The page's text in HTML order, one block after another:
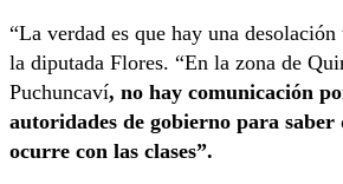
“La verdad es que hay una desolación
la diputada Flores. “En la zona de
Puchuncaví, no hay comunicación
autoridades de gobierno para saber
ocurre con las clases”.